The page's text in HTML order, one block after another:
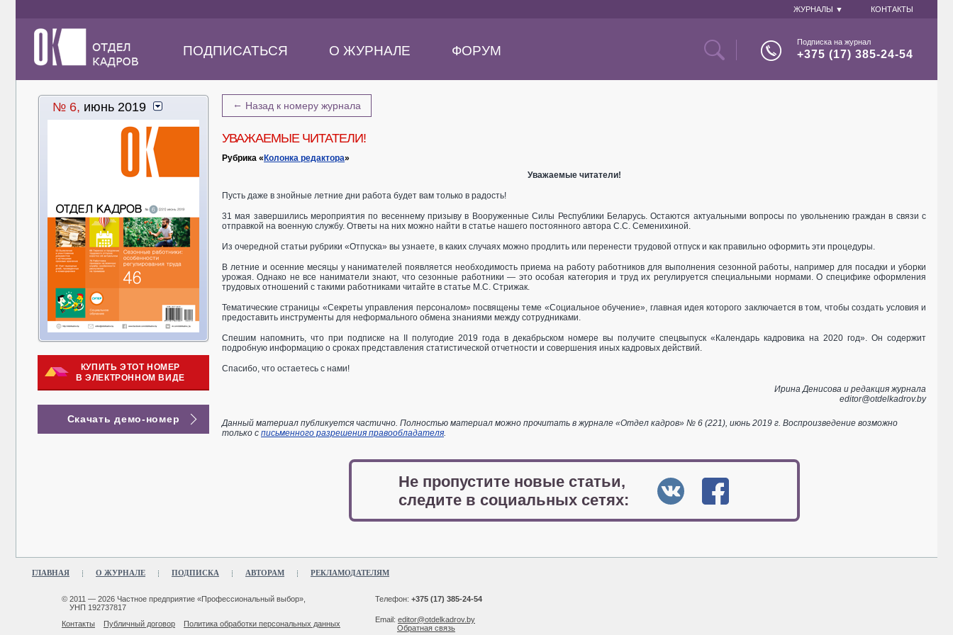
ЖУРНАЛЫ ▼ КОНТАКТЫ
ПОДПИСАТЬСЯ О ЖУРНАЛЕ ФОРУМ
Подписка на журнал
+375 (17) 385-24-54
№ 6, июнь 2019
КУПИТЬ ЭТОТ НОМЕР
В ЭЛЕКТРОННОМ ВИДЕ
Скачать демо-номер
← Назад к номеру журнала
УВАЖАЕМЫЕ ЧИТАТЕЛИ!
Рубрика « Колонка редактора»
Уважаемые читатели!
Пусть даже в знойные летние дни работа будет вам только в радость!
31 мая завершились мероприятия по весеннему призыву в Вооруженные Силы Республики Беларусь. Остаются актуальными вопросы по увольнению граждан в связи с
отправкой на военную службу. Ответы на них можно найти в статье нашего постоянного автора С.С. Семенихиной.
Из очередной статьи рубрики «Отпуска» вы узнаете, в каких случаях можно продлить или перенести трудовой отпуск и как правильно оформить эти процедуры.
В летние и осенние месяцы у нанимателей появляется необходимость приема на работу работников для выполнения сезонной работы, например для посадки и уборки
урожая. Однако не все наниматели знают, что сезонные работники — это особая категория и труд их регулируется специальными нормами. О специфике оформления
трудовых отношений с такими работниками читайте в статье М.С. Стрижак.
Тематические страницы «Секреты управления персоналом» посвящены теме «Социальное обучение», главная идея которого заключается в том, чтобы создать условия и
предоставить инструменты для неформального обмена знаниями между сотрудниками.
Спешим напомнить, что при подписке на II полугодие 2019 года в декабрьском номере вы получите спецвыпуск «Календарь кадровика на 2020 год». Он содержит
подробную информацию о сроках представления статистической отчетности и совершения иных кадровых действий.
Спасибо, что остаетесь с нами!
Ирина Денисова и редакция журнала
editor@otdelkadrov.by
Данный материал публикуется частично. Полностью материал можно прочитать в журнале «Отдел кадров» № 6 (221), июнь 2019 г. Воспроизведение возможно
только с письменного разрешения правообладателя.
Не пропустите новые статьи,
следите в социальных сетях:
ГЛАВНАЯ О ЖУРНАЛЕ ПОДПИСКА АВТОРАМ РЕКЛАМОДАТЕЛЯМ
© 2011 — 2026 Частное предприятие «Профессиональный выбор»,
УНП 192737817
Контакты
Публичный договор Политика обработки персональных данных
Телефон: +375 (17) 385-24-54
Email: editor@otdelkadrov.by
Обратная связь